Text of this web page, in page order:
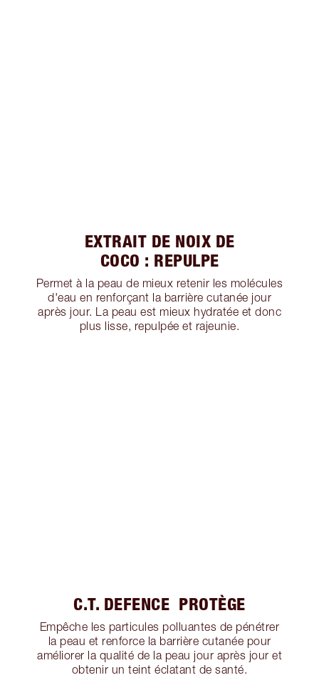
EXTRAIT DE NOIX DE
COCO : REPULPE
Permet à la peau de mieux retenir les molécules
d'eau en renforçant la barrière cutanée jour
après jour. La peau est mieux hydratée et donc
plus lisse, repulpée et rajeunie.
C.T. DEFENCE PROTÈGE
Empêche les particules polluantes de pénétrer
la peau et renforce la barrière cutanée pour
améliorer la qualité de la peau jour après jour et
obtenir un teint éclatant de santé.